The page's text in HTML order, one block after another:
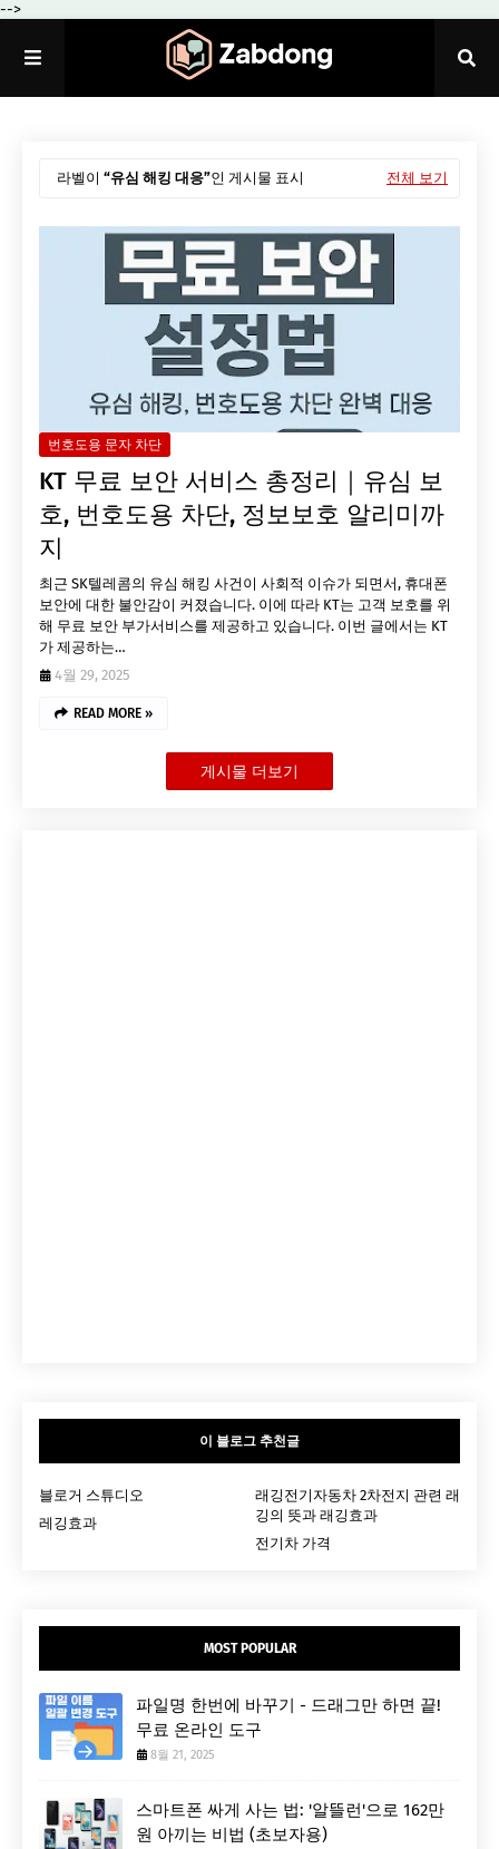
-->
라벨이 유심 해킹 대응 인 게시물 표시 전체 보기
번호도용 문자 차단
KT 무료 보안 서비스 총정리｜유심 보
호, 번호도용 차단, 정보보호 알리미까
지
최근 SK텔레콤의 유심 해킹 사건이 사회적 이슈가 되면서, 휴대폰
보안에 대한 불안감이 커졌습니다. 이에 따라 KT는 고객 보호를 위
해 무료 보안 부가서비스를 제공하고 있습니다. 이번 글에서는 KT
가 제공하는…
4월 29, 2025
READ MORE »
게시물 더보기
이 블로그 추천글
블로거 스튜디오
래깅전기자동차 2차전지 관련 래
깅의 뜻과 래깅효과
레깅효과
전기차 가격
MOST POPULAR
파일명 한번에 바꾸기 - 드래그만 하면 끝!
무료 온라인 도구
8월 21, 2025
스마트폰 싸게 사는 법: '알뜰런'으로 162만
원 아끼는 비법 (초보자용)